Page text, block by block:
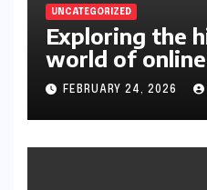
UNCATEGORIZED
Exploring the
world of
gambler’s
FEBRUARY 24, 2026